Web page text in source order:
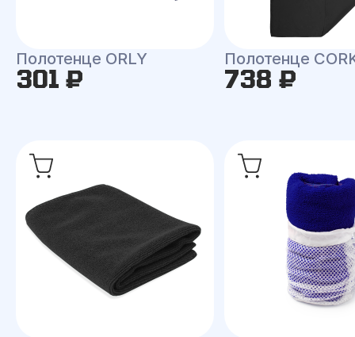
Полотенце ORLY
301 ₽
Полотенце
738 ₽